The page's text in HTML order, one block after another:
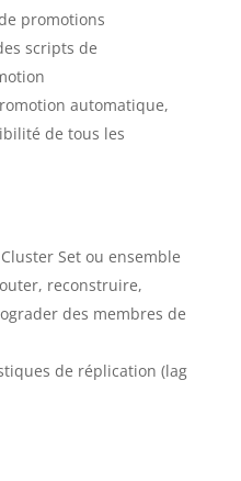
promotions
scripts de
automatique,
de tous les
Set ou ensemble
reconstruire,
des membres de
de réplication (lag